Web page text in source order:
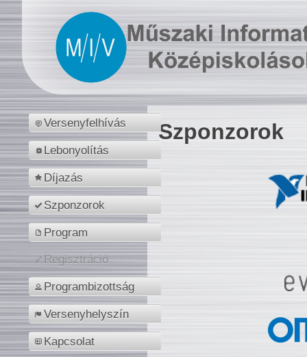
Versenyfelhívás
Lebonyolítás
Díjazás
Szponzorok
Program
Regisztráció
Programbizottság
Versenyhelyszín
Kapcsolat
Szponzorok